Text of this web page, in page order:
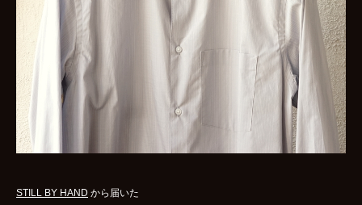
NEWS
MENS
WOMENS
GOODS
STILL BY HAND から届いた